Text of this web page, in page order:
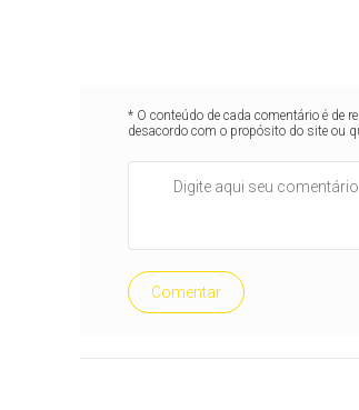
* O conteúdo de cada comentário é de
desacordo com o propósito do site ou
Comentar